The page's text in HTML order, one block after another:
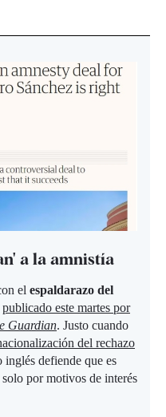
a la amnistía
el espaldarazo del
publicado este martes por
Guardian. Justo cuando
del rechazo
inglés defiende que es
por motivos de interés